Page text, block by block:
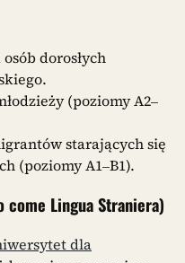
dorosłych
(poziomy A2–
starających się
(poziomy A1–B1).
Lingua Straniera)
dla